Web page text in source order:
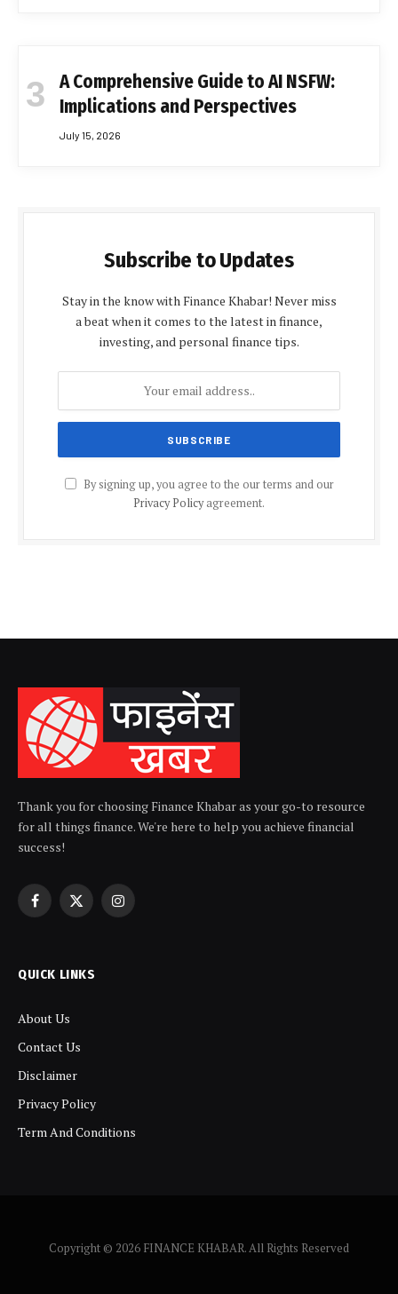
A Comprehensive Guide to AI NSFW:
Implications and Perspectives
July 15, 2026
Subscribe to Updates
Stay in the know with Finance Khabar! Never miss
a beat when it comes to the latest in finance,
investing, and personal finance tips.
By signing up, you agree to the our terms and our
Privacy Policyagreement.
Thank you for choosing Finance Khabar as your go-to resource
for all things finance. We're here to help you achieve financial
success!
Facebook
X
Instagram
QUICK LINKS
About Us
Contact Us
Disclaimer
Privacy Policy
Term And Conditions
Copyright © 2026 FINANCE KHABAR. All Rights Reserved